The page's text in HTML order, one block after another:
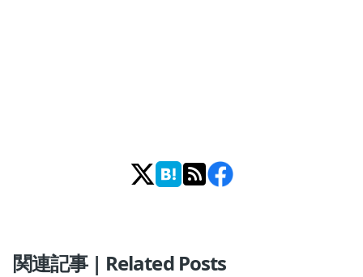
関連記事 | Related Posts